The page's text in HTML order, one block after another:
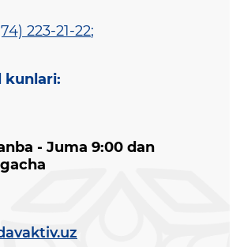
223-21-22;
kunlari:
- Juma 9:00 dan